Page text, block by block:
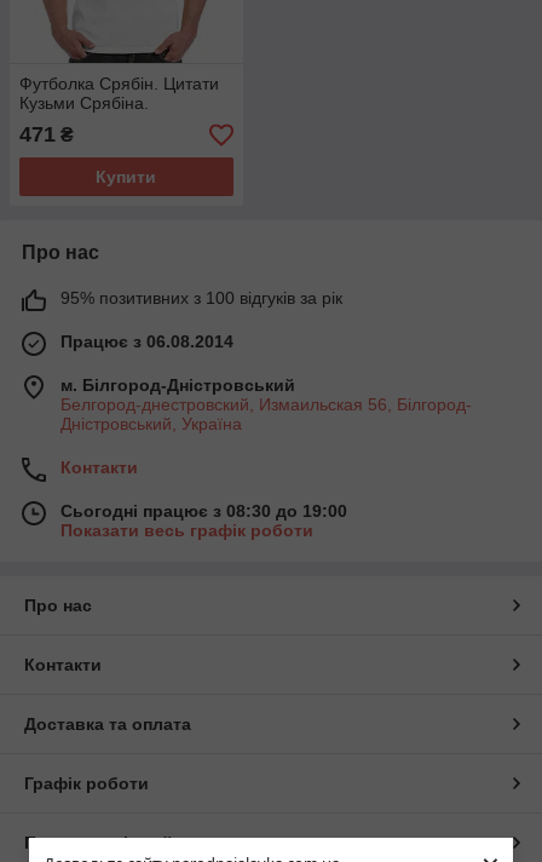
Футболка Срябін. Цитати
Кузьми Срябіна.
471 ₴
Купити
Про нас
95% позитивних з 100 відгуків за рік
Працює з 06.08.2014
м. Білгород-Дністровський
Белгород-днестровский, Измаильская 56, Білгород-
Дністровський, Україна
Контакти
Сьогодні працює з 08:30 до 19:00
Показати весь графік роботи
Про нас
Контакти
Доставка та оплата
Графік роботи
Повна версія сайту